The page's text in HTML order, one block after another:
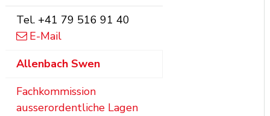
Tel. +41 79 516 91 40
E-Mail
Allenbach Swen
Fachkommission
ausserordentliche Lagen